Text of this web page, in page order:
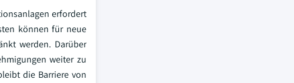
erfordert
können für neue
werden. Darüber
weiter zu
die Barriere von